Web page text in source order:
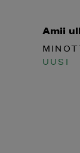
Amii
UUSI